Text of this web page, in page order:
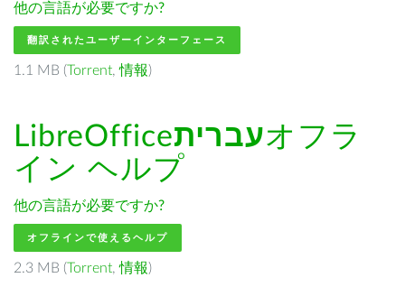
他の言語が必要ですか?
翻訳されたユーザーインターフェース
1.1 MB (Torrent,情報)
LibreOfficeעבריתオフラ
イン ヘルプ
他の言語が必要ですか?
オフラインで使えるヘルプ
2.3 MB (Torrent,情報)